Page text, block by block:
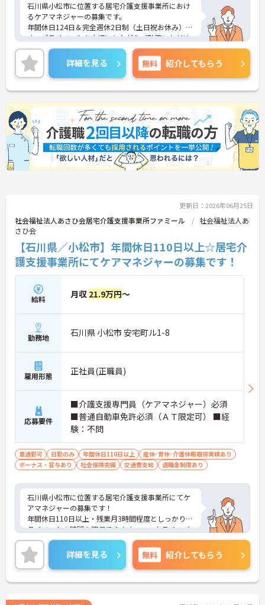
石川県小松市に位置する居宅介護支援事業所におけ
るケアマネジャーの募集です。
年間休日124日＆完全週休2日制（土日祝お休み）で
す。プライベートを大切にしながらご勤務いただけ
ます。また、福利厚生が充実しています。働きやす
い環境が整っており、安心して長くご勤務いただけ
ます。
ご興味のある方には、面接対策ポイントなど、さら
に詳細をご案内しますのでお気軽にご相談くださ
い！
詳細を見る 無料 紹介してもらう
更新日：2026年06月25日
社会福祉法人あさひ会居宅介護支援事業所ファミール
社会福祉法人あ
さひ会
【石川県／小松市】年間休日110日以上☆居宅介
護支援事業所にてケアマネジャーの募集です！
給料 月収 21.9万円～
勤務地 石川県 小松市 安宅町ル1-8
雇用形態 正社員(正職員)
応募要件
■介護支援専門員（ケアマネジャー）必須
■普通自動車免許必須（ＡＴ限定可） ■経
験：不問
車通勤可 日勤のみ 年間休日110日以上
産休･育休･介護休暇取得実績あり
ボーナス・賞与あり
社会保険完備 交通費支給 退職金制度あり
石川県小松市に位置する居宅介護支援事業所にてケ
アマネジャーの募集です！
年間休日110日以上・残業月3時間程度としっかりプ
ライベートの時間を確保できます。ワークライフバ
ランスを重視したい方におすすめです♪
ご興味のある方には、面接対策ポイントなど、さら
に詳細をご案内しますのでお気軽にご相談くださ
い！
詳細を見る 無料 紹介してもらう